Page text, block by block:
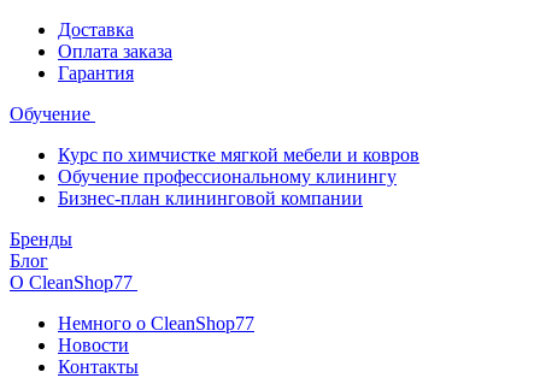
Доставка
Оплата заказа
Гарантия
Обучение
Курс по химчистке мягкой мебели и ковров
Обучение профессиональному клинингу
Бизнес-план клининговой компании
Бренды
Блог
О CleanShop77
Немного о CleanShop77
Новости
Контакты